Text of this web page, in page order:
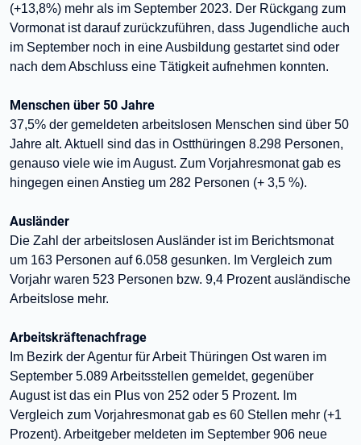
(+13,8%) mehr als im September 2023. Der Rückgang zum
Vormonat ist darauf zurückzuführen, dass Jugendliche auch
im September noch in eine Ausbildung gestartet sind oder
nach dem Abschluss eine Tätigkeit aufnehmen konnten.
Menschen über 50 Jahre
37,5% der gemeldeten arbeitslosen Menschen sind über 50
Jahre alt. Aktuell sind das in Ostthüringen 8.298 Personen,
genauso viele wie im August. Zum Vorjahresmonat gab es
hingegen einen Anstieg um 282 Personen (+ 3,5 %).
Ausländer
Die Zahl der arbeitslosen Ausländer ist im Berichtsmonat
um 163 Personen auf 6.058 gesunken. Im Vergleich zum
Vorjahr waren 523 Personen bzw. 9,4 Prozent ausländische
Arbeitslose mehr.
Arbeitskräftenachfrage
Im Bezirk der Agentur für Arbeit Thüringen Ost waren im
September 5.089 Arbeitsstellen gemeldet, gegenüber
August ist das ein Plus von 252 oder 5 Prozent. Im
Vergleich zum Vorjahresmonat gab es 60 Stellen mehr (+1
Prozent). Arbeitgeber meldeten im September 906 neue